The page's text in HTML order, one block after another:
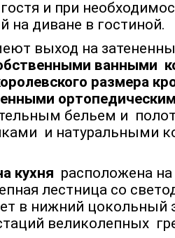
и при
на диване в гостиной.
выход на
ванными
размера
бельем и
и натуральными
кухня расположена
лестница со
в нижний
великолепных